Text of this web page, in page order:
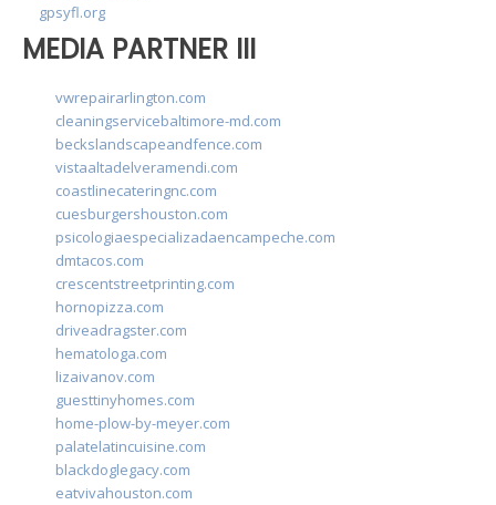
gpsyfl.org
MEDIA PARTNER III
vwrepairarlington.com
cleaningservicebaltimore-md.com
beckslandscapeandfence.com
vistaaltadelveramendi.com
coastlinecateringnc.com
cuesburgershouston.com
psicologiaespecializadaencampeche.com
dmtacos.com
crescentstreetprinting.com
hornopizza.com
driveadragster.com
hematologa.com
lizaivanov.com
guesttinyhomes.com
home-plow-by-meyer.com
palatelatincuisine.com
blackdoglegacy.com
eatvivahouston.com